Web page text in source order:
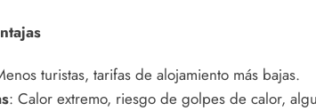
turistas, tarifas de alojamiento más bajas.
: Calor extremo, riesgo de golpes de calor,